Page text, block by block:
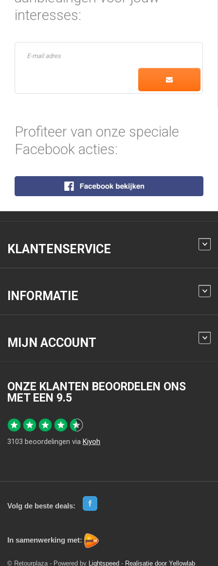
interesses:
Profiteer van onze speciale
Facebook acties:
KLANTENSERVICE
INFORMATIE
MIJN ACCOUNT
ONZE KLANTEN BEOORDELEN ONS
MET EEN 9.5
3103 beoordelingen via Kiyoh
Volg de beste deals:
In samenwerking met:
© Retourplaza - Powered by Lightspeed - Realisatie door Yellowlab